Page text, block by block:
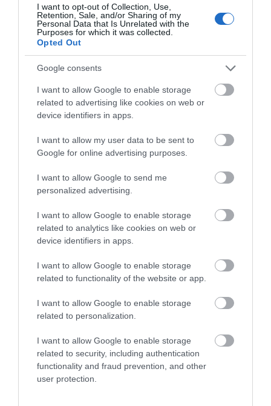
I want to opt-out of Collection, Use,
Retention, Sale, and/or Sharing of my
Personal Data that Is Unrelated with the
Purposes for which it was collected.
Opted Out
Google consents
I want to allow Google to enable storage
related to advertising like cookies on web or
device identifiers in apps.
I want to allow my user data to be sent to
Google for online advertising purposes.
I want to allow Google to send me
personalized advertising.
I want to allow Google to enable storage
related to analytics like cookies on web or
device identifiers in apps.
I want to allow Google to enable storage
related to functionality of the website or app.
I want to allow Google to enable storage
related to personalization.
I want to allow Google to enable storage
related to security, including authentication
functionality and fraud prevention, and other
user protection.
08.08.2026 | 11:40
Εύβοια: Αποκαταστάθηκε το
ίντερνετ στον Οξύλιθο μετά από
επέμβαση της CP COMPANY Ε.Ε.
08.08.2026 | 11:20
Αθλητικό σωματείο της Εύβοιας
εξέδωσε ανακοίνωση για το
βουλευτή Σίμο Κεδίκογλου- Τι
08.08.2026 | 11:00
ανάπλασης παραλίας – Η
καταγγελία που προκαλεί
αντιδράσεις
08.08.2026 | 10:20
Χωρίς Internet τώρα αυτό το
08.08.2026 | 10:00
Εύβοια: Διακοπή ρεύματος αύριο
πολλές περιοχές- Πίνακας
Άρχισε τις διακοπές ο
Μητσοτάκης: Φαγητό και κρασί
γιορτάζουν σήμερα,
Σάββατο 8 Αυγούστου
πρόσωπο: Έρχονται
40άρια μαζί με
θυελλώδη μελτέμια